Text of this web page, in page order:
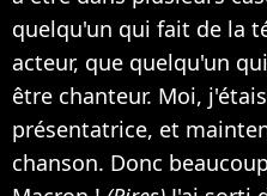
quelqu'un qui fait de la
acteur, que quelqu'un
être chanteur. Moi,
présentatrice, et
chanson. Donc